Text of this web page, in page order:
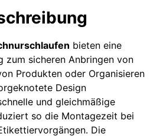
bieten eine
zum sicheren Anbringen von
Produkten oder Organisieren
Design
und gleichmäßige
so die Montagezeit bei
Die